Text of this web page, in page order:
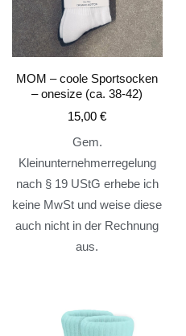
MOM – coole Sportsocken
– onesize (ca. 38-42)
15,00€
Gem.
Kleinunternehmerregelung
nach § 19 UStG erhebe ich
keine MwSt und weise diese
auch nicht in der Rechnung
aus.